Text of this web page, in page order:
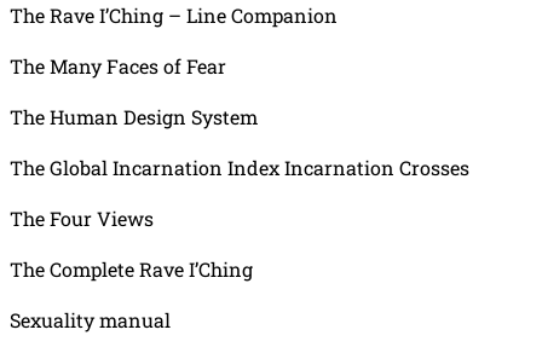
The Rave I’Ching – Line Companion
The Many Faces of Fear
The Human Design System
The Global Incarnation Index Incarnation Crosses
The Four Views
The Complete Rave I’Ching
Sexuality manual